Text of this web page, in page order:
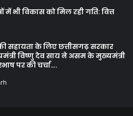
में भी विकास को मिल रही गति: वित्त
सहायता के लिए छत्तीसगढ़ सरकार
विष्णु देव साय ने असम के मुख्यमंत्री
पर की चर्चा….